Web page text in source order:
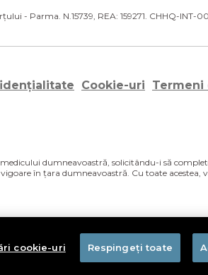
- Parma. N.15739, REA: 159271. CHHQ-INT-
Cookie-uri Termeni
dumneavoastră, solicitându-i să
în țara dumneavoastră. Cu toate acestea,
de-uz-uman/farmacovigilenta/
cookie-uri Respingeți toate